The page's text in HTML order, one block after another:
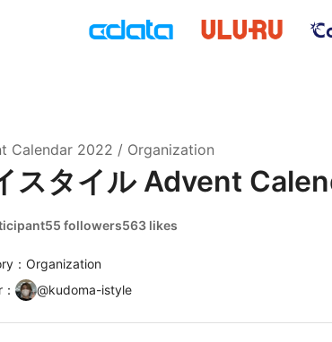
Calendar 2022 / Organization
スタイル Advent
55 followers563 likes
：Organization
： @kudoma-istyle